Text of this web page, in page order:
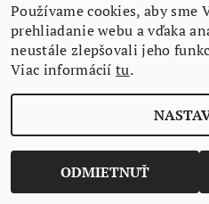
KÚPEĽŇOVÁ
FARBA - MODRÁ
€48,78 bez DPH
Používame cookies, aby
prehliadanie webu a vďaka
neustále zlepšovali jeho
Viac informáciítu.
ODMIETNUŤ